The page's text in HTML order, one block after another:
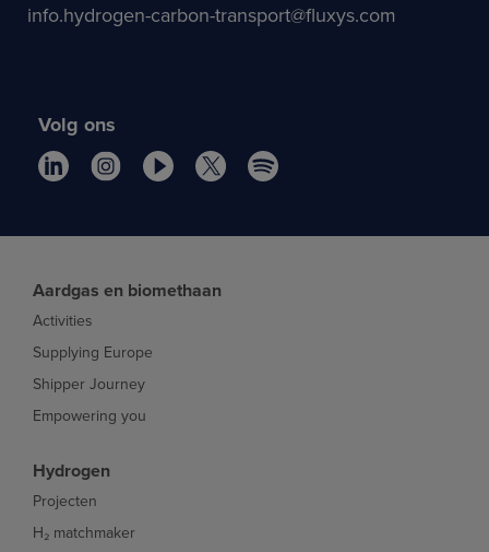
info.hydrogen-carbon-transport@fluxys.com
Volg ons
Aardgas en biomethaan
Activities
Supplying Europe
Shipper Journey
Empowering you
Hydrogen
Projecten
H₂ matchmaker